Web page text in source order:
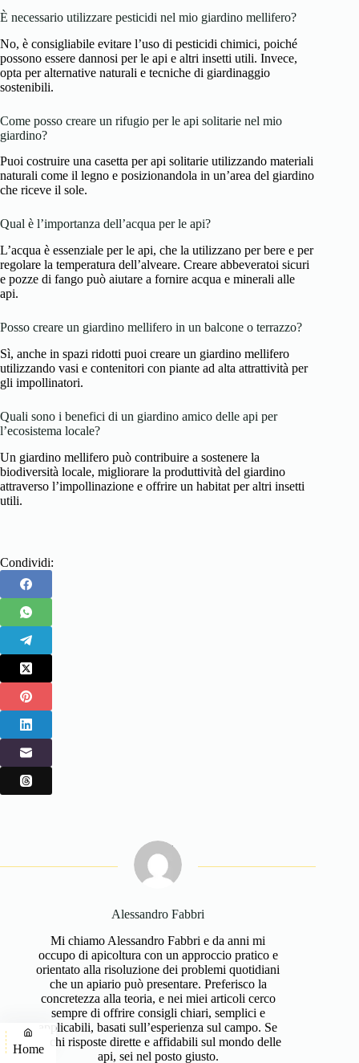
È necessario utilizzare pesticidi nel mio giardino mellifero?
No, è consigliabile evitare l’uso di pesticidi chimici, poiché
possono essere dannosi per le api e altri insetti utili. Invece,
opta per alternative naturali e tecniche di giardinaggio
sostenibili.
Come posso creare un rifugio per le api solitarie nel mio
giardino?
Puoi costruire una casetta per api solitarie utilizzando materiali
naturali come il legno e posizionandola in un’area del giardino
che riceve il sole.
Qual è l’importanza dell’acqua per le api?
L’acqua è essenziale per le api, che la utilizzano per bere e per
regolare la temperatura dell’alveare. Creare abbeveratoi sicuri
e pozze di fango può aiutare a fornire acqua e minerali alle
api.
Posso creare un giardino mellifero in un balcone o terrazzo?
Sì, anche in spazi ridotti puoi creare un giardino mellifero
utilizzando vasi e contenitori con piante ad alta attrattività per
gli impollinatori.
Quali sono i benefici di un giardino amico delle api per
l’ecosistema locale?
Un giardino mellifero può contribuire a sostenere la
biodiversità locale, migliorare la produttività del giardino
attraverso l’impollinazione e offrire un habitat per altri insetti
utili.
Condividi:
Alessandro Fabbri
Mi chiamo Alessandro Fabbri e da anni mi
occupo di apicoltura con un approccio pratico e
orientato alla risoluzione dei problemi quotidiani
che un apiario può presentare. Preferisco la
concretezza alla teoria, e nei miei articoli cerco
sempre di offrire consigli chiari, semplici e
applicabili, basati sull’esperienza sul campo. Se
cerchi risposte dirette e affidabili sul mondo delle
api, sei nel posto giusto.
Home